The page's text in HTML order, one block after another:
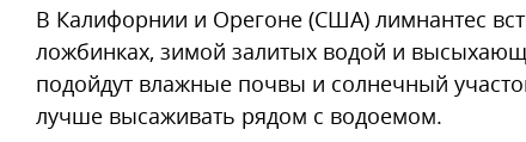
В Калифорнии и Орегоне (США) лимнантес
ложбинках, зимой залитых водой и
подойдут влажные почвы и солнечный
лучше высаживать рядом с водоемом.